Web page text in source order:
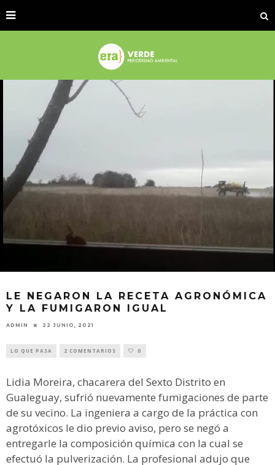
LE NEGARON LA RECETA AGRONÓMICA
Y LA FUMIGARON IGUAL
ADMIN 22 JUNIO, 2021
LO QUE PASA 2 COMENTARIOS 0
Lidia Moreira, chacarera del Sexto Distrito en
Gualeguay, sufrió nuevamente fumigaciones de parte
de su vecino. La ingeniera a cargo de la práctica con
agrotóxicos le dio previo aviso, pero se negó a
entregarle la composición química con la cual se
efectuó la pulverización. La profesional adujo que